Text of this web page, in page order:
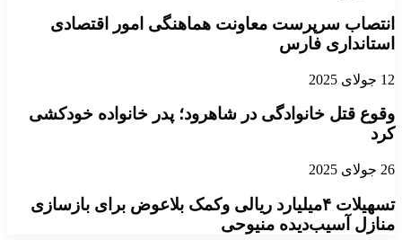
سرپرست معاونت هماهنگی امور اقتصادی
فارس
قتل خانوادگی در شاهرود؛ پدر خانواده خودکشی
تسهیلات ۴میلیارد ریالی وکمک بلاعوض برای بازسازی
آسیب‌دیده منیوحی